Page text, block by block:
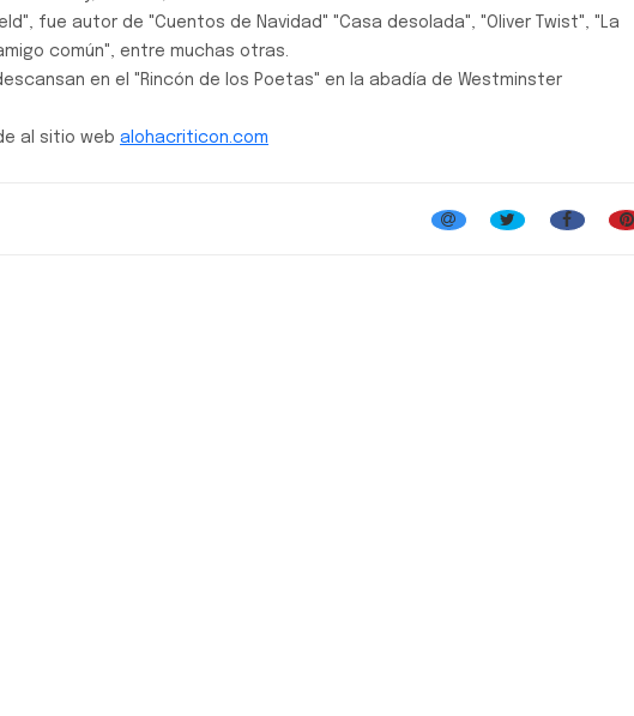
fue autor de "Cuentos de Navidad" "Casa desolada", "Oliver Twist", "La
común", entre muchas otras.
en el "Rincón de los Poetas" en la abadía de Westminster
al sitio web alohacriticon.com